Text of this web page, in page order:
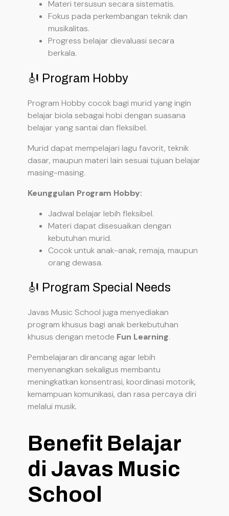
Materi tersusun secara sistematis.
Fokus pada perkembangan teknik dan
musikalitas.
Progress belajar dievaluasi secara
berkala.
🎻 Program Hobby
Program Hobby cocok bagi murid yang ingin
belajar biola sebagai hobi dengan suasana
belajar yang santai dan fleksibel.
Murid dapat mempelajari lagu favorit, teknik
dasar, maupun materi lain sesuai tujuan belajar
masing-masing.
Keunggulan Program Hobby:
Jadwal belajar lebih fleksibel.
Materi dapat disesuaikan dengan
kebutuhan murid.
Cocok untuk anak-anak, remaja, maupun
orang dewasa.
🎻 Program Special Needs
Javas Music School juga menyediakan
program khusus bagi anak berkebutuhan
khusus dengan metode Fun Learning.
Pembelajaran dirancang agar lebih
menyenangkan sekaligus membantu
meningkatkan konsentrasi, koordinasi motorik,
kemampuan komunikasi, dan rasa percaya diri
melalui musik.
Benefit Belajar
di Javas Music
School